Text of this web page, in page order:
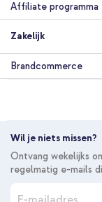
Affiliate programma
Zakelijk
Brandcommerce
Wil je niets missen?
Ontvang wekelijks
regelmatig e-mails